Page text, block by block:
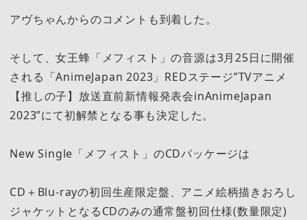
アヴちゃんからのコメントも到着した。
そして、女王蜂「メフィスト」の音源は3月25日に開催
される「AnimeJapan 2023」REDステージ”TVアニメ
【推しの子】放送直前新情報発表会inAnimeJapan
2023”にて初解禁となる事も決定した。
New Single「メフィスト」のCDパッケージは
CD＋Blu-rayの初回生産限定盤、アニメ絵柄描きおろし
ジャケットとなるCDのみの通常盤初回仕様(数量限定)